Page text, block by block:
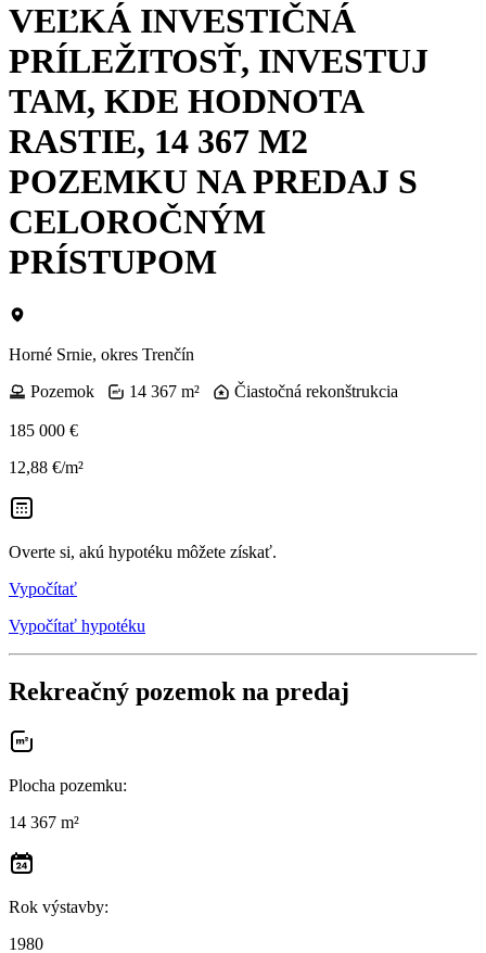
VEĽKÁ INVESTIČNÁ
PRÍLEŽITOSŤ, INVESTUJ
TAM, KDE HODNOTA
RASTIE, 14 367 M2
POZEMKU NA PREDAJ S
CELOROČNÝM
PRÍSTUPOM
Horné Srnie, okres Trenčín
Pozemok
14 367 m² Čiastočná rekonštrukcia
185 000 €
12,88 €/m²
Overte si, akú hypotéku môžete získať.
Vypočítať
Vypočítať hypotéku
Rekreačný pozemok na predaj
Plocha pozemku:
14 367 m²
Rok výstavby:
1980